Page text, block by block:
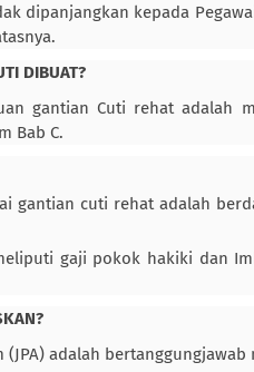
dipanjangkan kepada
DIBUAT?
gantian Cuti rehat adalah
Bab C.
gantian cuti rehat adalah
gaji pokok hakiki dan
(JPA) adalah